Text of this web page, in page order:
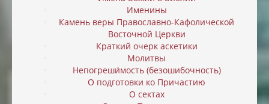
Именины
Камень веры Православно-Кафолической
Восточной Церкви
Краткий очерк аскетики
Молитвы
Непогреши́мость (безошибочность)
О подготовки ко Причастию
О сектах